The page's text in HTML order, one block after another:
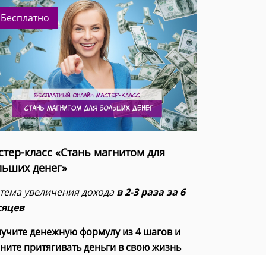
Бесплатно
класс «Стань магнитом для
денег»
увеличения доходав 2-3 раза за 6
денежную формулу из 4 шагов и
притягивать деньги в свою жизнь